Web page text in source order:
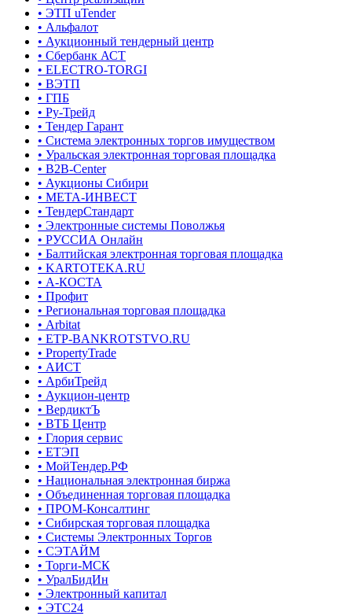
• ЭТП uTender
• Альфалот
• Аукционный тендерный центр
• Сбербанк АСТ
• ELECTRO-TORGI
• ВЭТП
• ГПБ
• Ру-Трейд
• Тендер Гарант
• Система электронных торгов имуществом
• Уральская электронная торговая площадка
• B2B-Center
• Аукционы Сибири
• МЕТА-ИНВЕСТ
• ТендерСтандарт
• Электронные системы Поволжья
• РУССИА Онлайн
• Балтийская электронная торговая площадка
• KARTOTEKA.RU
• А-КОСТА
• Профит
• Региональная торговая площадка
• Arbitat
• ETP-BANKROTSTVO.RU
• PropertyTrade
• АИСТ
• АрбиТрейд
• Аукцион-центр
• ВердиктЪ
• ВТБ Центр
• Глория сервис
• ЕТЭП
• МойТендер.РФ
• Национальная электронная биржа
• Объединенная торговая площадка
• ПРОМ-Консалтинг
• Сибирская торговая площадка
• Системы Электронных Торгов
• СЭТАЙМ
• Торги-МСК
• УралБидИн
• Электронный капитал
• ЭТС24